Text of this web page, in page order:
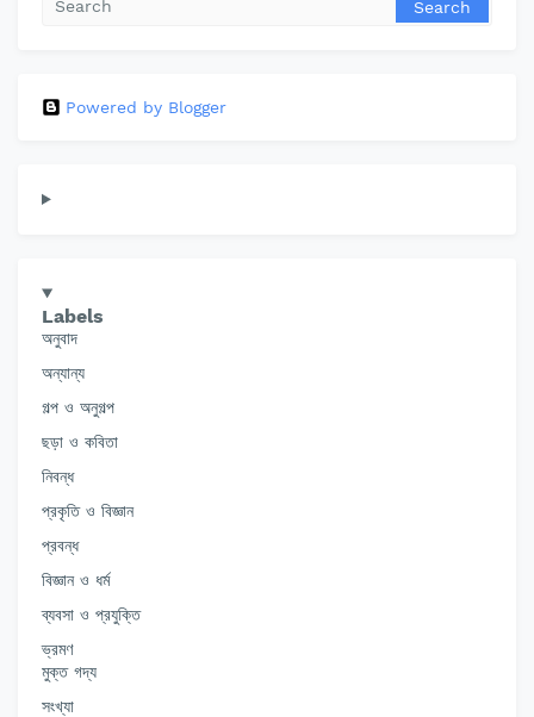
Powered by Blogger
Labels
অনুবাদ
অন্যান্য
গল্প ও অনুগল্প
ছড়া ও কবিতা
নিবন্ধ
প্রকৃতি ও বিজ্ঞান
প্রবন্ধ
বিজ্ঞান ও ধর্ম
ব্যবসা ও প্রযুক্তি
ভ্রমণ
মুক্ত গদ্য
সংখ্যা